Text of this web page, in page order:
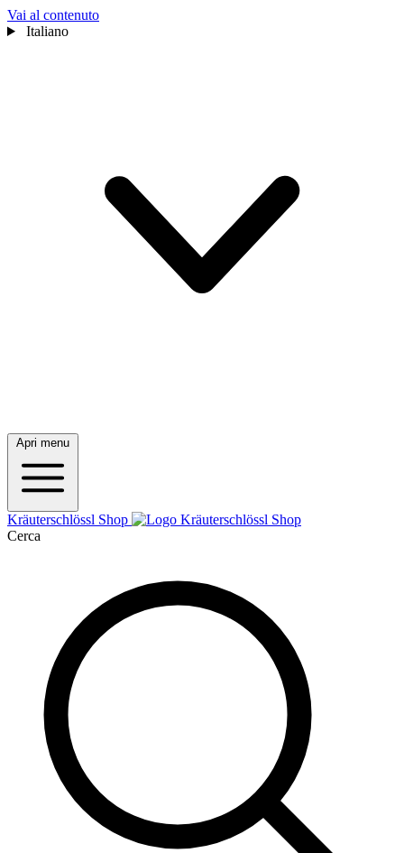
Vai al contenuto
Italiano
Apri menu
Kräuterschlössl Shop
Cerca